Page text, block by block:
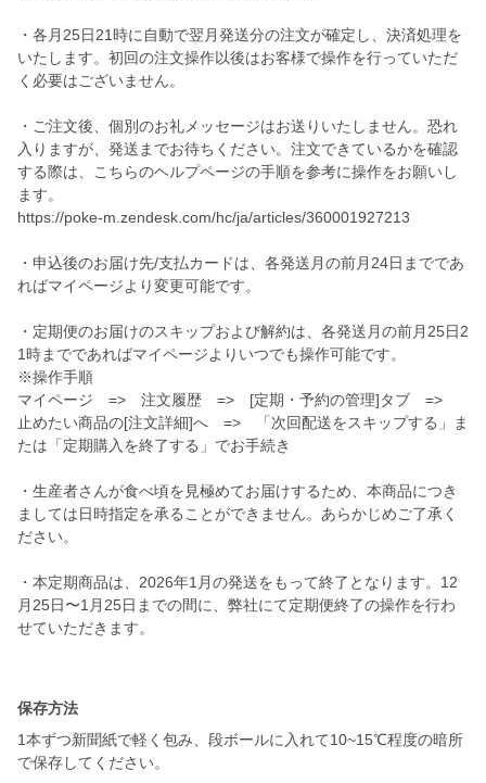
・各月25日21時に自動で翌月発送分の注文が確定し、決済処理を
いたします。初回の注文操作以後はお客様で操作を行っていただ
く必要はございません。
・ご注文後、個別のお礼メッセージはお送りいたしません。恐れ
入りますが、発送までお待ちください。注文できているかを確認
する際は、こちらのヘルプページの手順を参考に操作をお願いし
ます。
https://poke-m.zendesk.com/hc/ja/articles/360001927213
・申込後のお届け先/支払カードは、各発送月の前月24日までであ
ればマイページより変更可能です。
・定期便のお届けのスキップおよび解約は、各発送月の前月25日2
1時までであればマイページよりいつでも操作可能です。
※操作手順
マイページ => 注文履歴 => [定期・予約の管理]タブ =>
止めたい商品の[注文詳細]へ => 「次回配送をスキップする」ま
たは「定期購入を終了する」でお手続き
・生産者さんが食べ頃を見極めてお届けするため、本商品につき
ましては日時指定を承ることができません。あらかじめご了承く
ださい。
・本定期商品は、2026年1月の発送をもって終了となります。12
月25日〜1月25日までの間に、弊社にて定期便終了の操作を行わ
せていただきます。
保存方法
1本ずつ新聞紙で軽く包み、段ボールに入れて10~15℃程度の暗所
で保存してください。